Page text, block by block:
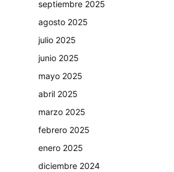
septiembre 2025
agosto 2025
julio 2025
junio 2025
mayo 2025
abril 2025
marzo 2025
febrero 2025
enero 2025
diciembre 2024